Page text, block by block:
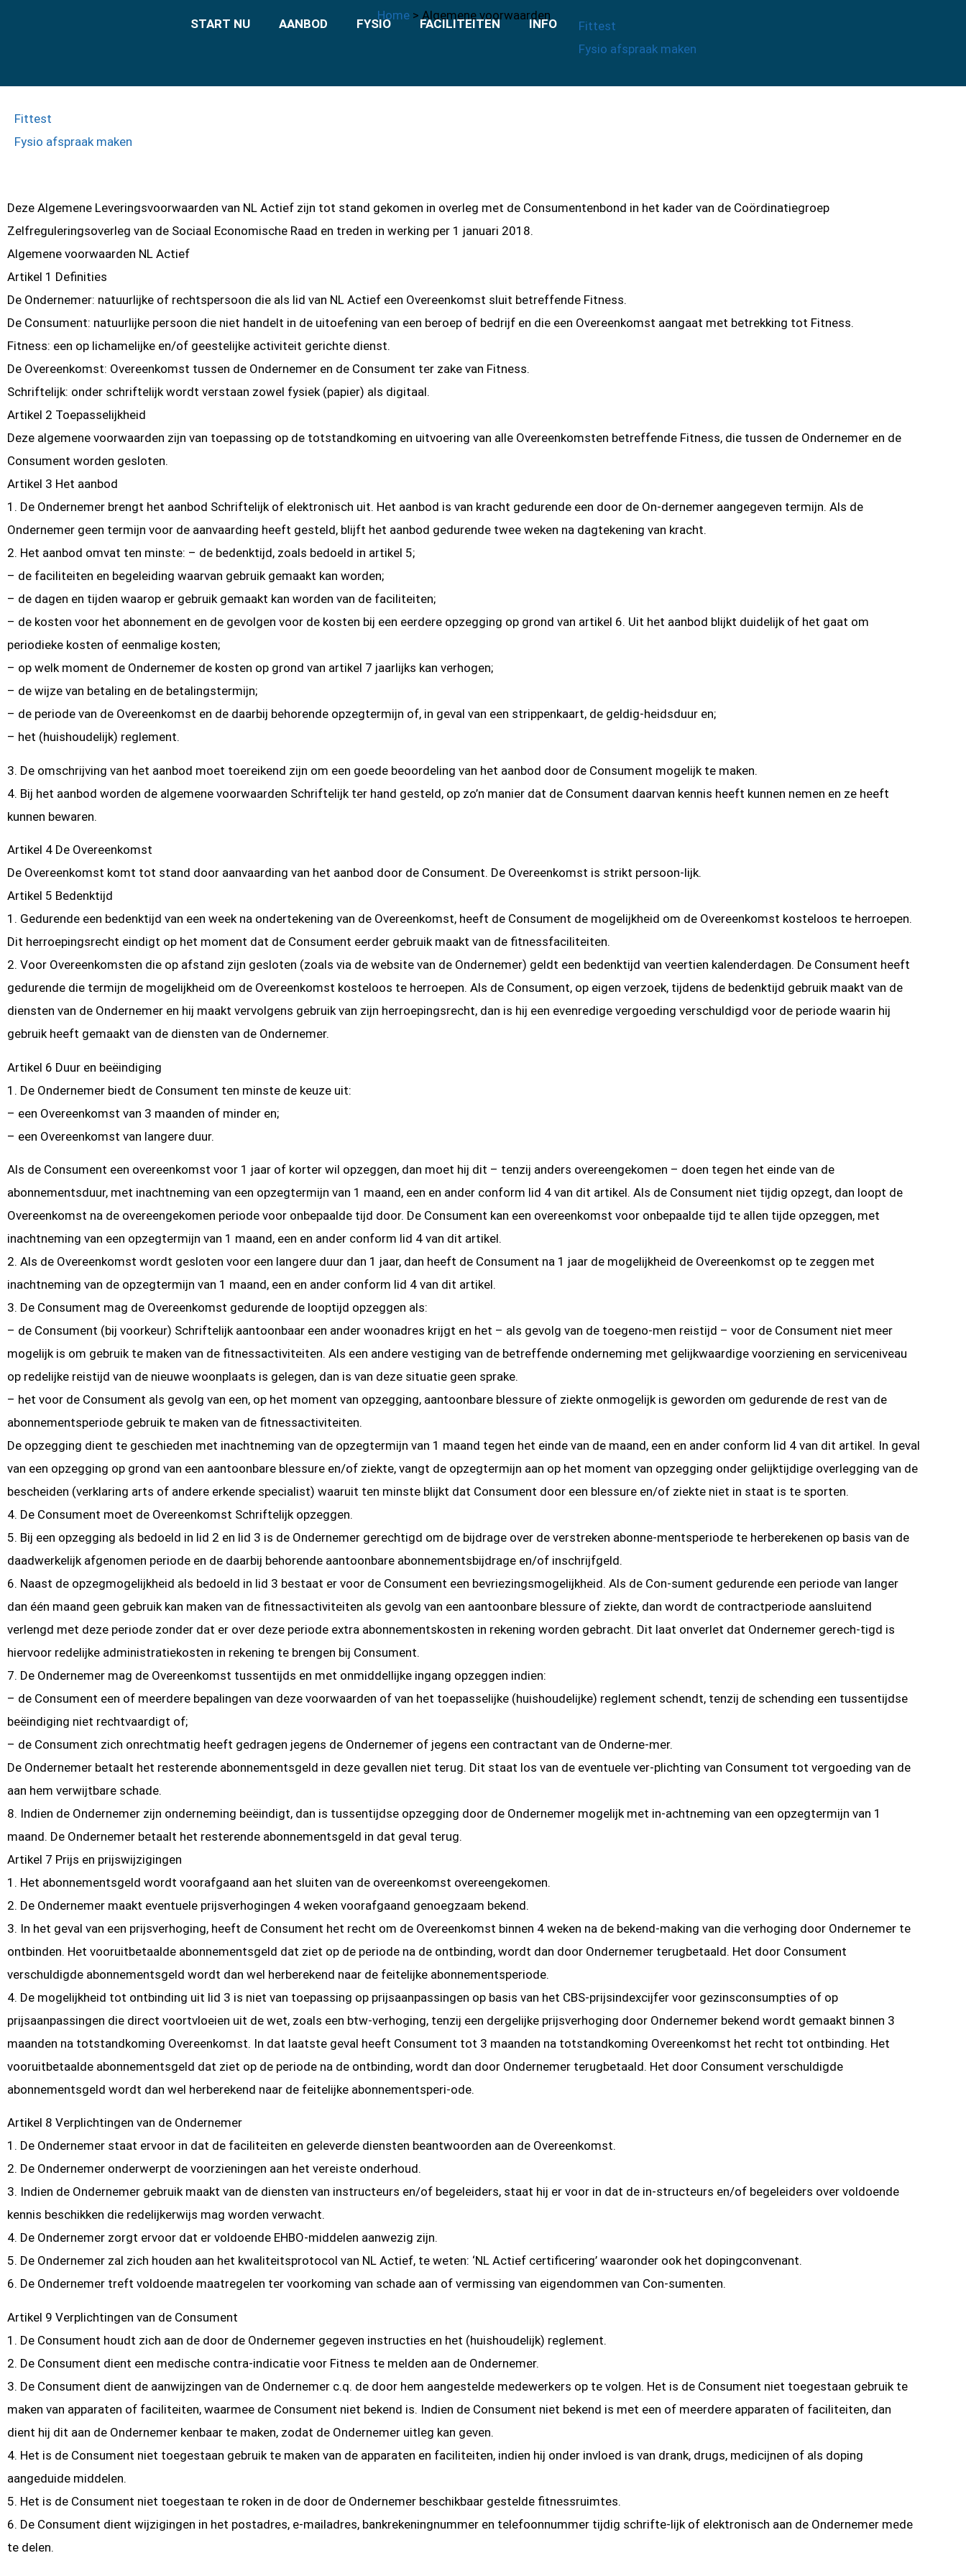
START NU AANBOD FYSIO FACILITEITEN INFO
Fittest
Fysio afspraak maken
Home> Algemene voorwaarden
Fittest
Fysio afspraak maken
Deze Algemene Leveringsvoorwaarden van NL Actief zijn tot stand gekomen in overleg met de Consumentenbond in het kader van de Coördinatiegroep
Zelfreguleringsoverleg van de Sociaal Economische Raad en treden in werking per 1 januari 2018.
Algemene voorwaarden NL Actief
Artikel 1 Definities
De Ondernemer: natuurlijke of rechtspersoon die als lid van NL Actief een Overeenkomst sluit betreffende Fitness.
De Consument: natuurlijke persoon die niet handelt in de uitoefening van een beroep of bedrijf en die een Overeenkomst aangaat met betrekking tot Fitness.
Fitness: een op lichamelijke en/of geestelijke activiteit gerichte dienst.
De Overeenkomst: Overeenkomst tussen de Ondernemer en de Consument ter zake van Fitness.
Schriftelijk: onder schriftelijk wordt verstaan zowel fysiek (papier) als digitaal.
Artikel 2 Toepasselijkheid
Deze algemene voorwaarden zijn van toepassing op de totstandkoming en uitvoering van alle Overeenkomsten betreffende Fitness, die tussen de Ondernemer en de
Consument worden gesloten.
Artikel 3 Het aanbod
1. De Ondernemer brengt het aanbod Schriftelijk of elektronisch uit. Het aanbod is van kracht gedurende een door de On-dernemer aangegeven termijn. Als de
Ondernemer geen termijn voor de aanvaarding heeft gesteld, blijft het aanbod gedurende twee weken na dagtekening van kracht.
2. Het aanbod omvat ten minste: – de bedenktijd, zoals bedoeld in artikel 5;
– de faciliteiten en begeleiding waarvan gebruik gemaakt kan worden;
– de dagen en tijden waarop er gebruik gemaakt kan worden van de faciliteiten;
– de kosten voor het abonnement en de gevolgen voor de kosten bij een eerdere opzegging op grond van artikel 6. Uit het aanbod blijkt duidelijk of het gaat om
periodieke kosten of eenmalige kosten;
– op welk moment de Ondernemer de kosten op grond van artikel 7 jaarlijks kan verhogen;
– de wijze van betaling en de betalingstermijn;
– de periode van de Overeenkomst en de daarbij behorende opzegtermijn of, in geval van een strippenkaart, de geldig-heidsduur en;
– het (huishoudelijk) reglement.
3. De omschrijving van het aanbod moet toereikend zijn om een goede beoordeling van het aanbod door de Consument mogelijk te maken.
4. Bij het aanbod worden de algemene voorwaarden Schriftelijk ter hand gesteld, op zo’n manier dat de Consument daarvan kennis heeft kunnen nemen en ze heeft
kunnen bewaren.
Artikel 4 De Overeenkomst
De Overeenkomst komt tot stand door aanvaarding van het aanbod door de Consument. De Overeenkomst is strikt persoon-lijk.
Artikel 5 Bedenktijd
1. Gedurende een bedenktijd van een week na ondertekening van de Overeenkomst, heeft de Consument de mogelijkheid om de Overeenkomst kosteloos te herroepen.
Dit herroepingsrecht eindigt op het moment dat de Consument eerder gebruik maakt van de fitnessfaciliteiten.
2. Voor Overeenkomsten die op afstand zijn gesloten (zoals via de website van de Ondernemer) geldt een bedenktijd van veertien kalenderdagen. De Consument heeft
gedurende die termijn de mogelijkheid om de Overeenkomst kosteloos te herroepen. Als de Consument, op eigen verzoek, tijdens de bedenktijd gebruik maakt van de
diensten van de Ondernemer en hij maakt vervolgens gebruik van zijn herroepingsrecht, dan is hij een evenredige vergoeding verschuldigd voor de periode waarin hij
gebruik heeft gemaakt van de diensten van de Ondernemer.
Artikel 6 Duur en beëindiging
1. De Ondernemer biedt de Consument ten minste de keuze uit:
– een Overeenkomst van 3 maanden of minder en;
– een Overeenkomst van langere duur.
Als de Consument een overeenkomst voor 1 jaar of korter wil opzeggen, dan moet hij dit – tenzij anders overeengekomen – doen tegen het einde van de
abonnementsduur, met inachtneming van een opzegtermijn van 1 maand, een en ander conform lid 4 van dit artikel. Als de Consument niet tijdig opzegt, dan loopt de
Overeenkomst na de overeengekomen periode voor onbepaalde tijd door. De Consument kan een overeenkomst voor onbepaalde tijd te allen tijde opzeggen, met
inachtneming van een opzegtermijn van 1 maand, een en ander conform lid 4 van dit artikel.
2. Als de Overeenkomst wordt gesloten voor een langere duur dan 1 jaar, dan heeft de Consument na 1 jaar de mogelijkheid de Overeenkomst op te zeggen met
inachtneming van de opzegtermijn van 1 maand, een en ander conform lid 4 van dit artikel.
3. De Consument mag de Overeenkomst gedurende de looptijd opzeggen als:
– de Consument (bij voorkeur) Schriftelijk aantoonbaar een ander woonadres krijgt en het – als gevolg van de toegeno-men reistijd – voor de Consument niet meer
mogelijk is om gebruik te maken van de fitnessactiviteiten. Als een andere vestiging van de betreffende onderneming met gelijkwaardige voorziening en serviceniveau
op redelijke reistijd van de nieuwe woonplaats is gelegen, dan is van deze situatie geen sprake.
– het voor de Consument als gevolg van een, op het moment van opzegging, aantoonbare blessure of ziekte onmogelijk is geworden om gedurende de rest van de
abonnementsperiode gebruik te maken van de fitnessactiviteiten.
De opzegging dient te geschieden met inachtneming van de opzegtermijn van 1 maand tegen het einde van de maand, een en ander conform lid 4 van dit artikel. In geval
van een opzegging op grond van een aantoonbare blessure en/of ziekte, vangt de opzegtermijn aan op het moment van opzegging onder gelijktijdige overlegging van de
bescheiden (verklaring arts of andere erkende specialist) waaruit ten minste blijkt dat Consument door een blessure en/of ziekte niet in staat is te sporten.
4. De Consument moet de Overeenkomst Schriftelijk opzeggen.
5. Bij een opzegging als bedoeld in lid 2 en lid 3 is de Ondernemer gerechtigd om de bijdrage over de verstreken abonne-mentsperiode te herberekenen op basis van de
daadwerkelijk afgenomen periode en de daarbij behorende aantoonbare abonnementsbijdrage en/of inschrijfgeld.
6. Naast de opzegmogelijkheid als bedoeld in lid 3 bestaat er voor de Consument een bevriezingsmogelijkheid. Als de Con-sument gedurende een periode van langer
dan één maand geen gebruik kan maken van de fitnessactiviteiten als gevolg van een aantoonbare blessure of ziekte, dan wordt de contractperiode aansluitend
verlengd met deze periode zonder dat er over deze periode extra abonnementskosten in rekening worden gebracht. Dit laat onverlet dat Ondernemer gerech-tigd is
hiervoor redelijke administratiekosten in rekening te brengen bij Consument.
7. De Ondernemer mag de Overeenkomst tussentijds en met onmiddellijke ingang opzeggen indien:
– de Consument een of meerdere bepalingen van deze voorwaarden of van het toepasselijke (huishoudelijke) reglement schendt, tenzij de schending een tussentijdse
beëindiging niet rechtvaardigt of;
– de Consument zich onrechtmatig heeft gedragen jegens de Ondernemer of jegens een contractant van de Onderne-mer.
De Ondernemer betaalt het resterende abonnementsgeld in deze gevallen niet terug. Dit staat los van de eventuele ver-plichting van Consument tot vergoeding van de
aan hem verwijtbare schade.
8. Indien de Ondernemer zijn onderneming beëindigt, dan is tussentijdse opzegging door de Ondernemer mogelijk met in-achtneming van een opzegtermijn van 1
maand. De Ondernemer betaalt het resterende abonnementsgeld in dat geval terug.
Artikel 7 Prijs en prijswijzigingen
1. Het abonnementsgeld wordt voorafgaand aan het sluiten van de overeenkomst overeengekomen.
2. De Ondernemer maakt eventuele prijsverhogingen 4 weken voorafgaand genoegzaam bekend.
3. In het geval van een prijsverhoging, heeft de Consument het recht om de Overeenkomst binnen 4 weken na de bekend-making van die verhoging door Ondernemer te
ontbinden. Het vooruitbetaalde abonnementsgeld dat ziet op de periode na de ontbinding, wordt dan door Ondernemer terugbetaald. Het door Consument
verschuldigde abonnementsgeld wordt dan wel herberekend naar de feitelijke abonnementsperiode.
4. De mogelijkheid tot ontbinding uit lid 3 is niet van toepassing op prijsaanpassingen op basis van het CBS-prijsindexcijfer voor gezinsconsumpties of op
prijsaanpassingen die direct voortvloeien uit de wet, zoals een btw-verhoging, tenzij een dergelijke prijsverhoging door Ondernemer bekend wordt gemaakt binnen 3
maanden na totstandkoming Overeenkomst. In dat laatste geval heeft Consument tot 3 maanden na totstandkoming Overeenkomst het recht tot ontbinding. Het
vooruitbetaalde abonnementsgeld dat ziet op de periode na de ontbinding, wordt dan door Ondernemer terugbetaald. Het door Consument verschuldigde
abonnementsgeld wordt dan wel herberekend naar de feitelijke abonnementsperi-ode.
Artikel 8 Verplichtingen van de Ondernemer
1. De Ondernemer staat ervoor in dat de faciliteiten en geleverde diensten beantwoorden aan de Overeenkomst.
2. De Ondernemer onderwerpt de voorzieningen aan het vereiste onderhoud.
3. Indien de Ondernemer gebruik maakt van de diensten van instructeurs en/of begeleiders, staat hij er voor in dat de in-structeurs en/of begeleiders over voldoende
kennis beschikken die redelijkerwijs mag worden verwacht.
4. De Ondernemer zorgt ervoor dat er voldoende EHBO-middelen aanwezig zijn.
5. De Ondernemer zal zich houden aan het kwaliteitsprotocol van NL Actief, te weten: ‘NL Actief certificering’ waaronder ook het dopingconvenant.
6. De Ondernemer treft voldoende maatregelen ter voorkoming van schade aan of vermissing van eigendommen van Con-sumenten.
Artikel 9 Verplichtingen van de Consument
1. De Consument houdt zich aan de door de Ondernemer gegeven instructies en het (huishoudelijk) reglement.
2. De Consument dient een medische contra-indicatie voor Fitness te melden aan de Ondernemer.
3. De Consument dient de aanwijzingen van de Ondernemer c.q. de door hem aangestelde medewerkers op te volgen. Het is de Consument niet toegestaan gebruik te
maken van apparaten of faciliteiten, waarmee de Consument niet bekend is. Indien de Consument niet bekend is met een of meerdere apparaten of faciliteiten, dan
dient hij dit aan de Ondernemer kenbaar te maken, zodat de Ondernemer uitleg kan geven.
4. Het is de Consument niet toegestaan gebruik te maken van de apparaten en faciliteiten, indien hij onder invloed is van drank, drugs, medicijnen of als doping
aangeduide middelen.
5. Het is de Consument niet toegestaan te roken in de door de Ondernemer beschikbaar gestelde fitnessruimtes.
6. De Consument dient wijzigingen in het postadres, e-mailadres, bankrekeningnummer en telefoonnummer tijdig schrifte-lijk of elektronisch aan de Ondernemer mede
te delen.